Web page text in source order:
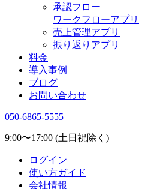
承認フロー
ワークフローアプリ
売上管理アプリ
振り返りアプリ
料金
導入事例
ブログ
お問い合わせ
050-6865-5555
9:00〜17:00 (土日祝除く)
ログイン
使い方ガイド
会社情報